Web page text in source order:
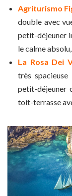
Agriturismo
double avec
petit-déjeuner
le calme
La Rosa Dei
très
petit-déjeuner
toit-terrasse